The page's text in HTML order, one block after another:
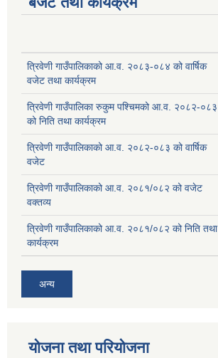
त्रिवेणी गाउँपालिकाको आ.व. २०८३-०८४ को वार्षिक
वजेट तथा कार्यक्रम
त्रिवेणी गाउँपालिका रुकुम पश्‍चिमको आ.व. २०८२-०८३
को निति तथा कार्यक्रम
त्रिवेणी गाउँपालिकाको आ.व. २०८२-०८३ को वार्षिक
वजेट
त्रिवेणी गाउँपालिकाको आ.व. २०८१/०८२ को वजेट
वक्तव्य
त्रिवेणी गाउँपालिकाको आ.व. २०८१/०८२ को निति तथा
कार्यक्रम
अन्य
योजना तथा परियोजना